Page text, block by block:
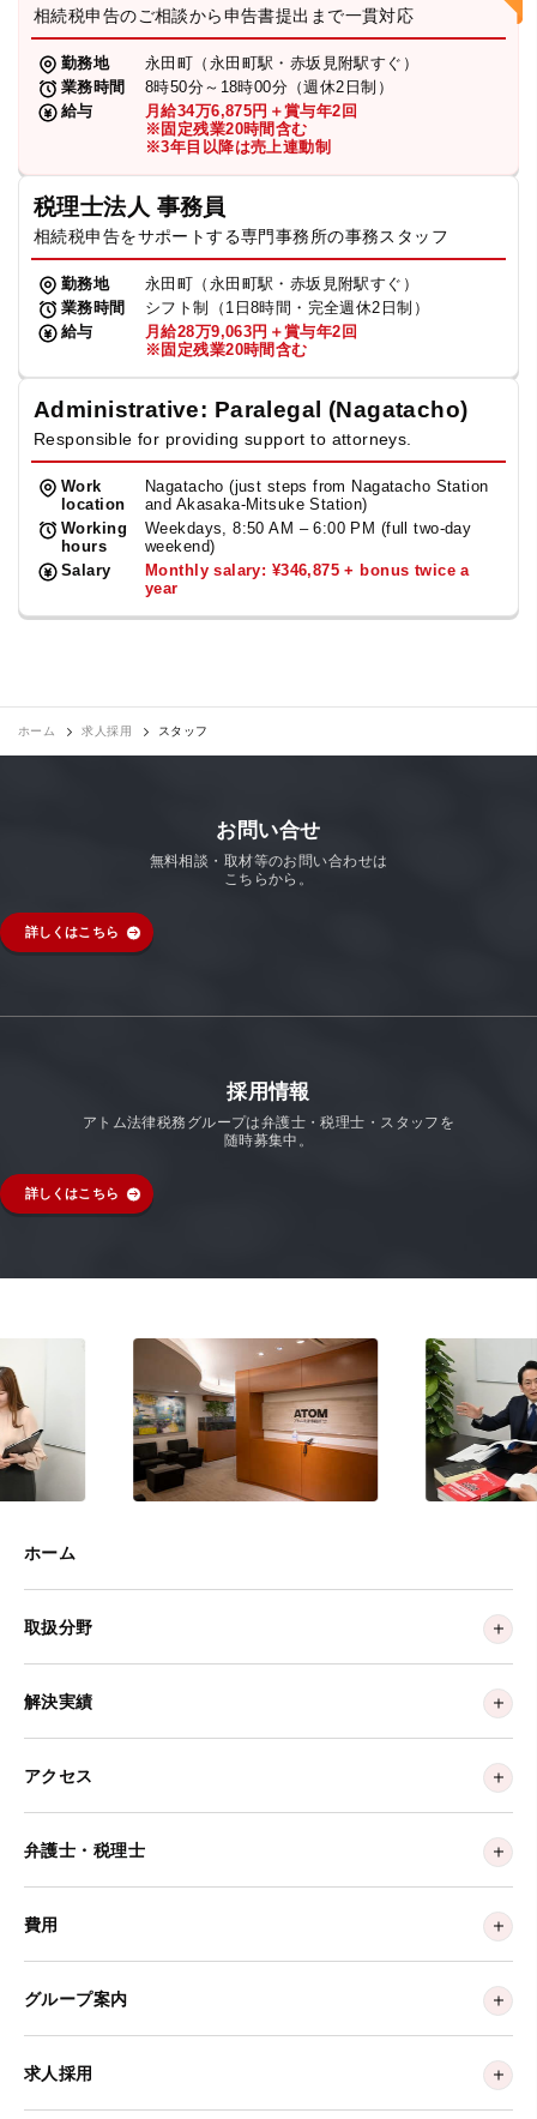
相続税申告のご相談から申告書提出まで一貫対応
勤務地
永田町（永田町駅・赤坂見附駅すぐ）
業務時間
8時50分～18時00分（週休2日制）
給与
月給34万6,875円＋賞与年2回
※固定残業20時間含む
※3年目以降は売上連動制
税理士法人 事務員
相続税申告をサポートする専門事務所の事務スタッフ
勤務地
永田町（永田町駅・赤坂見附駅すぐ）
業務時間
シフト制（1日8時間・完全週休2日制）
給与
月給28万9,063円＋賞与年2回
※固定残業20時間含む
Administrative: Paralegal (Nagatacho)
Responsible for providing support to attorneys.
Work
location
Nagatacho (just steps from Nagatacho Station
and Akasaka-Mitsuke Station)
Working
hours
Weekdays, 8:50 AM – 6:00 PM (full two-day
weekend)
Salary
Monthly salary: ¥346,875 + bonus twice a
year
ホーム 求人採用 スタッフ
お問い合せ
無料相談・取材等のお問い合わせは
こちらから。
詳しくはこちら
採用情報
アトム法律税務グループは弁護士・税理士・スタッフを
随時募集中。
詳しくはこちら
ホーム
取扱分野
解決実績
アクセス
弁護士・税理士
費用
グループ案内
求人採用